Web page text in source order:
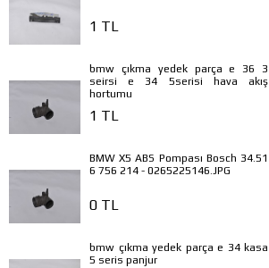
1 TL
bmw çıkma yedek parça e 36 3
seirsi e 34 5serisi hava akış
hortumu
1 TL
BMW X5 ABS Pompası Bosch 34.51
6 756 214 - 0265225146.JPG
0 TL
bmw çıkma yedek parça e 34 kasa
5 seris panjur